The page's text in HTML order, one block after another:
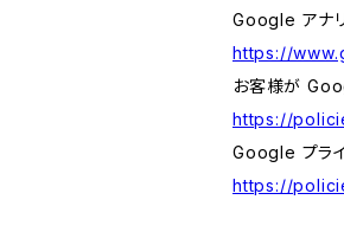
Google アナ
https://
お客様が
https://
Google プライ
https://